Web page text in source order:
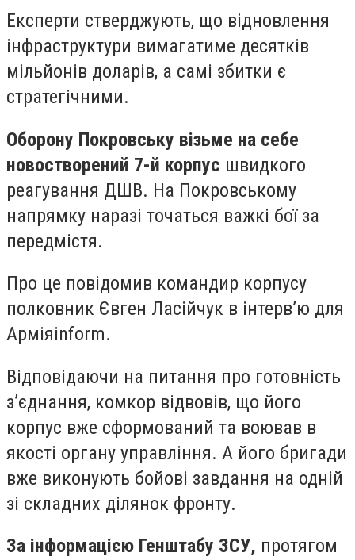
Експерти стверджують, що відновлення
інфраструктури вимагатиме десятків
мільйонів доларів, а самі збитки є
стратегічними.
Оборону Покровську візьме на себе
новостворений 7-й корпус швидкого
реагування ДШВ. На Покровському
напрямку наразі точаться важкі бої за
передмістя.
Про це повідомив командир корпусу
полковник Євген Ласійчук в інтерв’ю для
Арміяinform.
Відповідаючи на питання про готовність
з’єднання, комкор відвовів, що його
корпус вже сформований та воював в
якості органу управління. А його бригади
вже виконують бойові завдання на одній
зі складних ділянок фронту.
За інформацією Генштабу ЗСУ, протягом